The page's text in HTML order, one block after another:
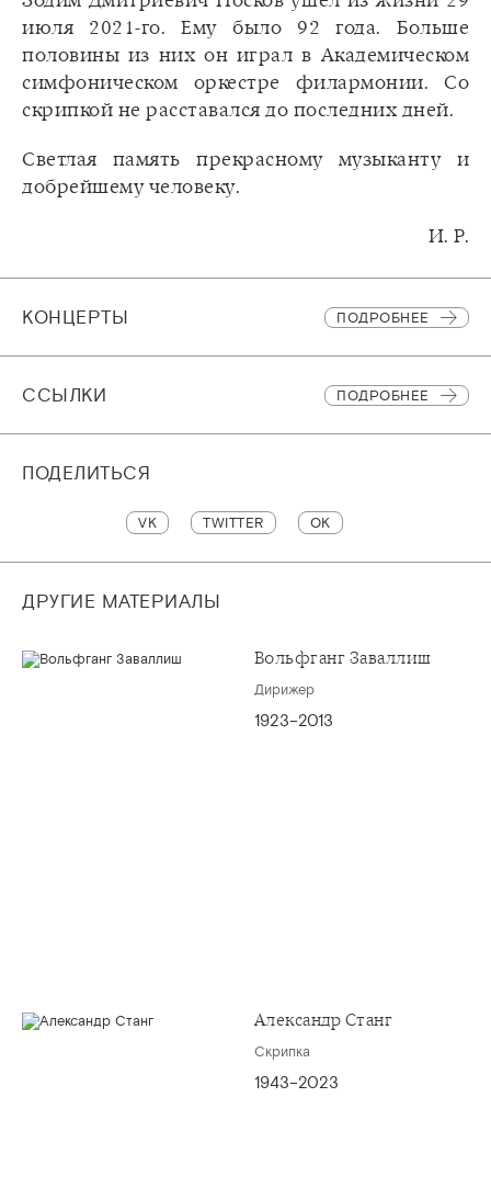
июля 2021-го. Ему было 92 года. Больше
половины из них он играл в Академическом
симфоническом оркестре филармонии. Со
скрипкой не расставался до последних дней.
Светлая память прекрасному музыканту и
добрейшему человеку.
И. Р.
КОНЦЕРТЫ ПОДРОБНЕЕ
CСЫЛКИ ПОДРОБНЕЕ
ПОДЕЛИТЬСЯ
VK TWITTER OK
ДРУГИЕ МАТЕРИАЛЫ
Вольфганг Заваллиш
Дирижер
1923–2013
Александр Станг
Скрипка
1943–2023